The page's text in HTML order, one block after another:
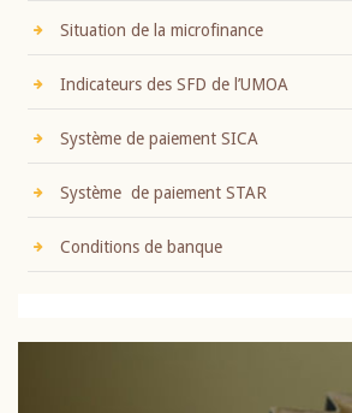
Situation de la microfinance
Indicateurs des SFD de l’UMOA
Système de paiement SICA
Système de paiement STAR
Conditions de banque